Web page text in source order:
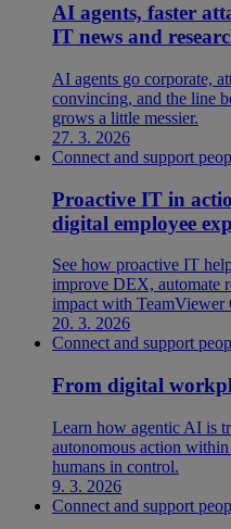
AI agents, faster
IT news and
AI agents go corporate,
convincing, and the line
grows a little messier.
27. 3. 2026
Connect and support
Proactive IT in
digital employee
See how proactive IT
improve DEX, automate
impact with TeamViewer
20. 3. 2026
Connect and support
From digital
Learn how agentic AI is
autonomous action
humans in control.
9. 3. 2026
Connect and support